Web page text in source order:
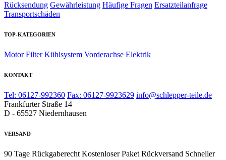
Rücksendung Gewährleistung Häufige Fragen Ersatzteilanfrage
Transportschäden
TOP-KATEGORIEN
Motor Filter Kühlsystem Vorderachse Elektrik
KONTAKT
Tel: 06127-992360 Fax: 06127-9923629 info@schlepper-teile.de
Frankfurter Straße 14
D - 65527 Niedernhausen
VERSAND
90 Tage Rückgaberecht Kostenloser Paket Rückversand Schneller